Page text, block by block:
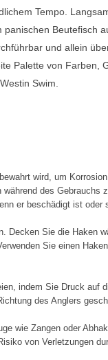
Tempo.
Beutefisch
und allein
Palette von Farben,
Swim.
wird, um
des Gebrauchs
er beschädigt ist oder
Decken Sie die Haken
Sie einen
indem Sie Druck auf
des Anglers
wie Zangen oder
von Verletzungen